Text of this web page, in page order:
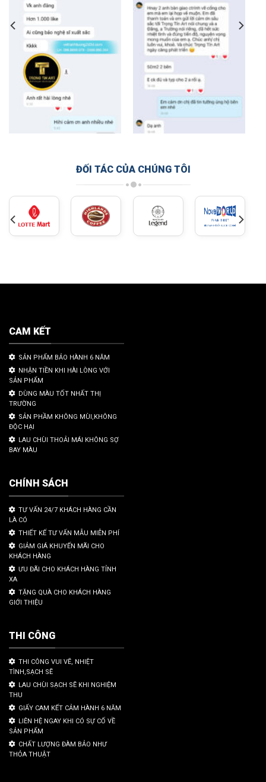
ĐỐI TÁC CỦA CHÚNG TÔI
CAM KẾT
SẢN PHẨM BẢO HÀNH 6 NĂM
NHẬN TIỀN KHI HÀI LÒNG VỚI
SẢN PHẨM
DÙNG MÀU TỐT NHẤT THỊ
TRƯỜNG
SẢN PHẦM KHÔNG MÙI,KHÔNG
ĐỘC HẠI
LAU CHÙI THOẢI MÁI KHÔNG SỢ
BAY MÀU
CHÍNH SÁCH
TƯ VẤN 24/7 KHÁCH HÀNG CẦN
LÀ CÓ
THIẾT KẾ TƯ VẤN MẪU MIỄN PHÍ
GIẢM GIÁ KHUYẾN MÃI CHO
KHÁCH HÀNG
ƯU ĐÃI CHO KHÁCH HÀNG TỈNH
XA
TẶNG QUÀ CHO KHÁCH HÀNG
GIỚI THIỆU
THI CÔNG
THI CÔNG VUI VẼ, NHIỆT
TÌNH,SẠCH SẼ
LAU CHÙI SẠCH SẼ KHI NGHIỆM
THU
GIẤY CAM KẾT CẢM HÀNH 6 NĂM
LIÊN HỆ NGAY KHI CÓ SỰ CỐ VỀ
SẢN PHẨM
CHẤT LƯỢNG ĐÀM BẢO NHƯ
THỎA THUẬT